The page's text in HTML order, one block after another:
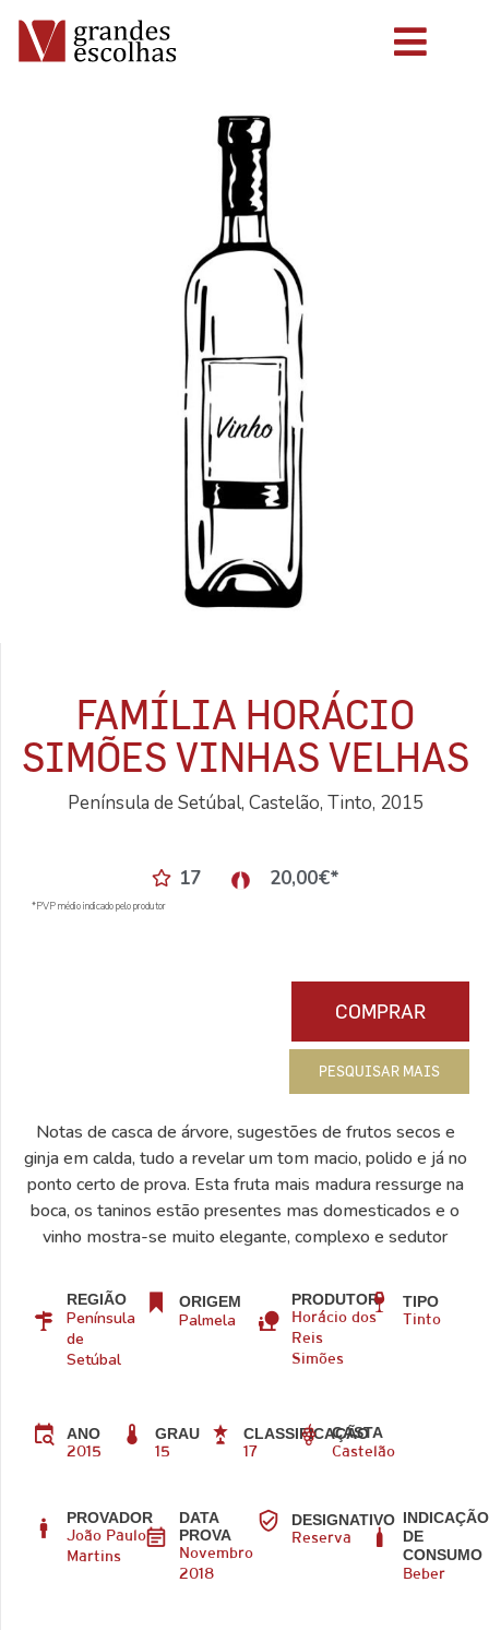
FAMÍLIA HORÁCIO
SIMÕES VINHAS VELHAS
Península de Setúbal, Castelão, Tinto, 2015
17 20,00€*
*PVP médio indicado pelo produtor
COMPRAR
PESQUISAR MAIS
Notas de casca de árvore, sugestões de frutos secos e
ginja em calda, tudo a revelar um tom macio, polido e já no
ponto certo de prova. Esta fruta mais madura ressurge na
boca, os taninos estão presentes mas domesticados e o
vinho mostra-se muito elegante, complexo e sedutor
REGIÃO
Península
de
Setúbal
ORIGEM
Palmela
PRODUTOR
Horácio dos
Reis
Simões
TIPO
Tinto
ANO
2015
GRAU
15
CLASSIFICAÇÃO
17
CASTA
Castelão
PROVADOR
João Paulo
Martins
DATA
PROVA
Novembro
2018
DESIGNATIVO
Reserva
INDICAÇÃO
DE
CONSUMO
Beber